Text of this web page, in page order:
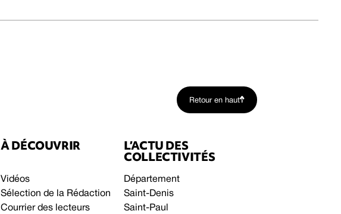
Retour en haut
À DÉCOUVRIR
Vidéos
Sélection de la Rédaction
Courrier des lecteurs
L’ACTU DES
COLLECTIVITÉS
Département
Saint-Denis
Saint-Paul